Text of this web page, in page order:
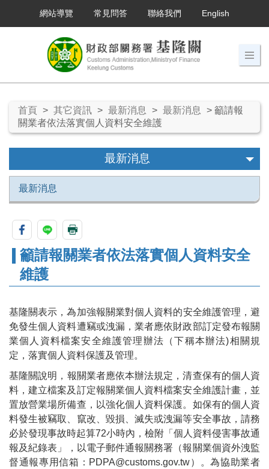
網站導覽 常見問答 聯絡我們 English
首頁 > 其它資訊 > 最新消息 > 最新消息
> 籲請報
關業者依法落實個人資料安全維護
最新消息
最新消息
籲請報關業者依法落實個人資料安全
維護
基隆關表示，為加強報關業對個人資料的安全維護管理 ，避
免發生個人資料遭竊或洩漏，業者應依財政部訂定發布報關
業個人資料檔案安全維護管理辦法 （下稱本辦法)相關 規
定， 落實個人資料保護及管理。
基隆關說明 ， 報關業者應依本辦法規定，清查保有的個人資
料，建立檔案及訂定報關業個人資料檔案安全維護計畫，並
置放營業場所備查，以強化個 人 資料保護。 如保有的個人資
料發生被竊取、竄改、毀損、滅失或洩漏等安全事故，請務
必於發現事故時起算72小時內， 檢附 「 個人資料侵害事故通
報及紀錄表 」 ， 以電子郵件通報關務署（報關業個資外洩監
督通報專用信箱： PDPA@customs.gov.tw）。為協助業者